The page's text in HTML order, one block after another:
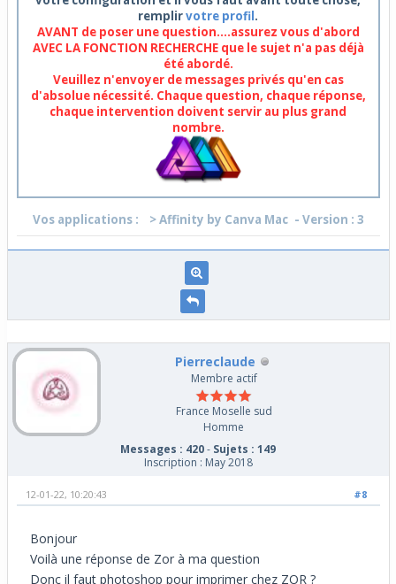
remplirvotre profil .
AVANT de poser une question....assurez vous d'abord
AVEC LA FONCTION RECHERCHE que le sujet n'a pas déjà
été abordé.
Veuillez n'envoyer de messages privés qu'en cas
d'absolue nécessité. Chaque question, chaque réponse,
chaque intervention doivent servir au plus grand
nombre.
Vos applications : > Affinity by Canva Mac - Version : 3
Pierreclaude
Membre actif
France Moselle sud
Homme
Messages : 420- Sujets : 149
Inscription : May 2018
#8
12-01-22, 10:20:43
Bonjour
Voilà une réponse de Zor à ma question
Donc il faut photoshop pour imprimer chez ZOR ?